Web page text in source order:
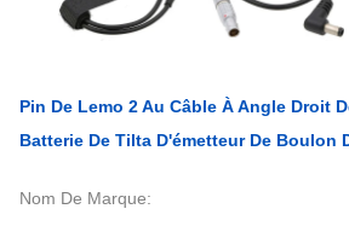
Pin De Lemo 2 Au Câble À Angle Droit
Batterie De Tilta D'émetteur De Boulon
Nom De Marque: